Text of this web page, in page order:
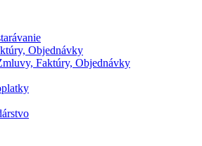
Objednávky
Faktúry, Objednávky